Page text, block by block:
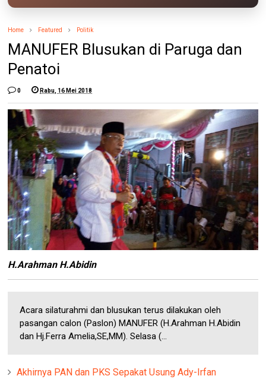
Home Featured Politik
MANUFER Blusukan di Paruga dan
Penatoi
0 Rabu, 16 Mei 2018
H.Arahman H.Abidin
Acara silaturahmi dan blusukan terus dilakukan oleh
pasangan calon (Paslon) MANUFER (H.Arahman H.Abidin
dan Hj.Ferra Amelia,SE,MM). Selasa (...
Akhirnya PAN dan PKS Sepakat Usung Ady-Irfan